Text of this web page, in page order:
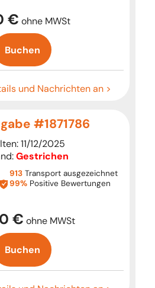
€ ohne MWSt
Buchen
und Nachrichten an >
#1871786
11/12/2025
Gestrichen
913 Transport ausgezeichnet
99% Positive Bewertungen
€ ohne MWSt
Buchen